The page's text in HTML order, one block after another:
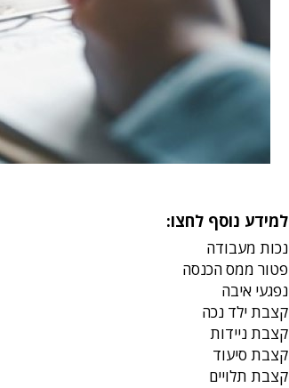
למידע נוסף לחצו:
נכות מעבודה
פטור ממס הכנסה
נפגעי איבה
קצבת ילד נכה
קצבת ניידות
קצבת סיעוד
קצבת תלויים